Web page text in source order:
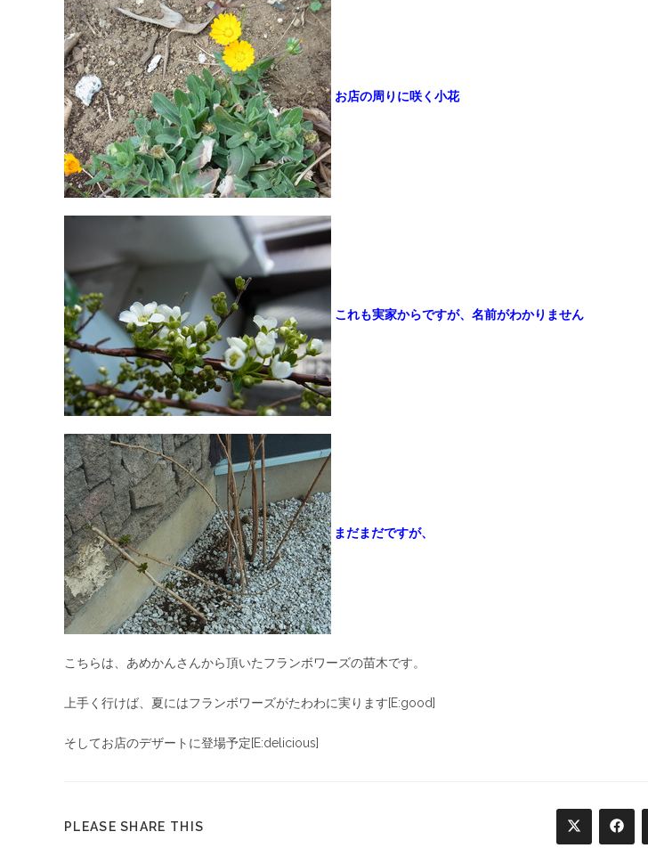
お店の周りに咲く小花
これも実家からですが、名前がわかりません
まだまだですが、
こちらは、あめかんさんから頂いたフランボワーズの苗木です。
上手く行けば、夏にはフランボワーズがたわわに実ります[E:good]
そしてお店のデザートに登場予定[E:delicious]
PLEASE SHARE THIS